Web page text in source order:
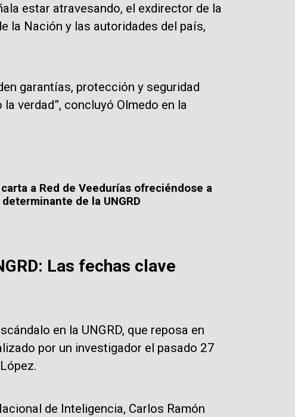
estar atravesando, el exdirector de la
la Nación y las autoridades del país,
garantías, protección y seguridad
verdad”, concluyó Olmedo en la
a Red de Veedurías ofreciéndose a
de la UNGRD
Las fechas clave
en la UNGRD, que reposa en
por un investigador el pasado 27
de Inteligencia, Carlos Ramón